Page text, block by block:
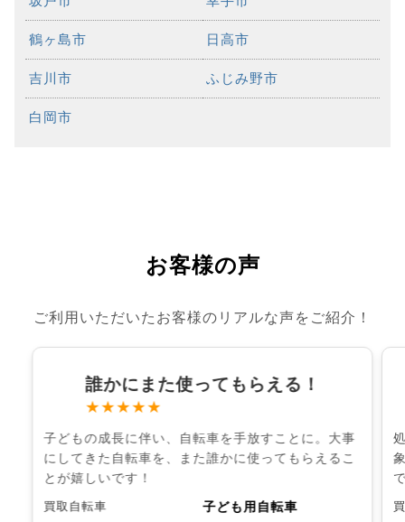
鶴ヶ島市 日高市
吉川市 ふじみ野市
白岡市
お客様の声
ご利用いただいたお客様のリアルな声をご紹介！
誰かにまた使ってもらえる！
★★★★★
子どもの成長に伴い、自転車を手放すことに。大事
にしてきた自転車を、また誰かに使ってもらえるこ
とが嬉しいです！
買取自転車 子ども用自転車